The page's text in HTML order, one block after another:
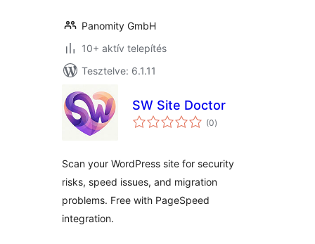
Panomity GmbH
10+ aktív telepítés
Tesztelve: 6.1.11
SW Site Doctor
(0értékelés
összesen
)
Scan your WordPress site for security
risks, speed issues, and migration
problems. Free with PageSpeed
integration.